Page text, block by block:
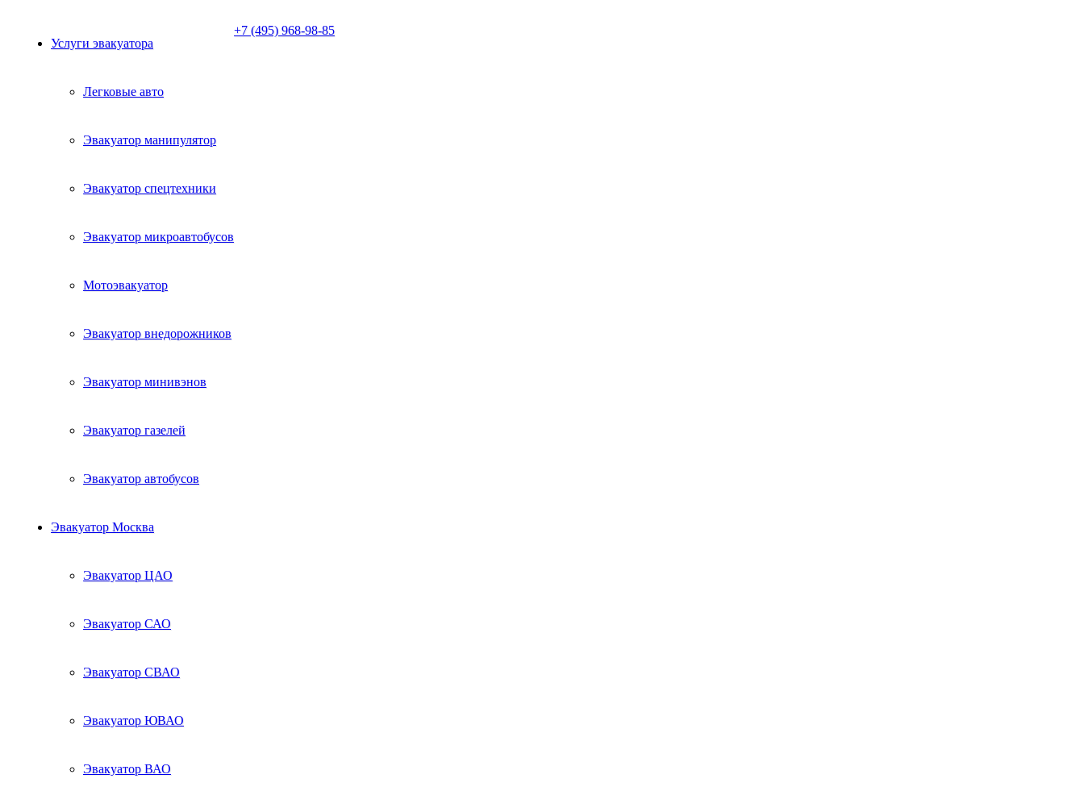
Услуги эвакуатора
Легковые авто
Эвакуатор манипулятор
Эвакуатор спецтехники
Эвакуатор микроавтобусов
Мотоэвакуатор
Эвакуатор внедорожников
Эвакуатор минивэнов
Эвакуатор газелей
Эвакуатор автобусов
Эвакуатор Москва
Эвакуатор ЦАО
Эвакуатор САО
Эвакуатор СВАО
Эвакуатор ЮВАО
Эвакуатор ВАО
+7 (495) 968-98-85